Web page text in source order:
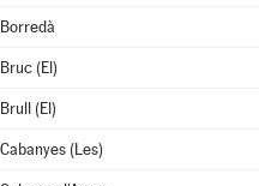
Borredà
Bruc (El)
Brull (El)
Cabanyes (Les)